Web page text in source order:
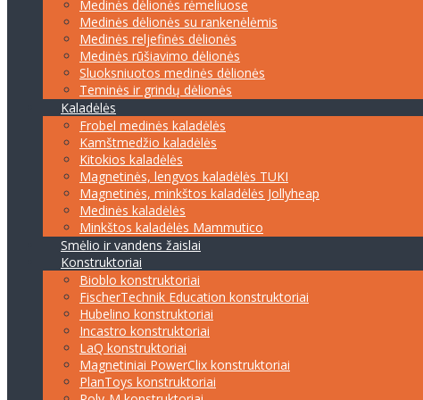
Medinės dėlionės rėmeliuose
Medinės dėlionės su rankenėlėmis
Medinės reljefinės dėlionės
Medinės rūšiavimo dėlionės
Sluoksniuotos medinės dėlionės
Teminės ir grindų dėlionės
Kaladėlės
Frobel medinės kaladėlės
Kamštmedžio kaladėlės
Kitokios kaladėlės
Magnetinės, lengvos kaladėlės TUKI
Magnetinės, minkštos kaladėlės Jollyheap
Medinės kaladėlės
Minkštos kaladėlės Mammutico
Smėlio ir vandens žaislai
Konstruktoriai
Bioblo konstruktoriai
FischerTechnik Education konstruktoriai
Hubelino konstruktoriai
Incastro konstruktoriai
LaQ konstruktoriai
Magnetiniai PowerClix konstruktoriai
PlanToys konstruktoriai